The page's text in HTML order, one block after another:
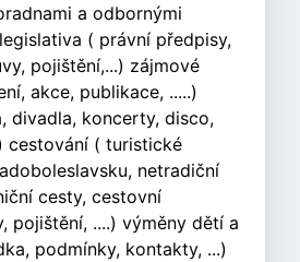
a odbornými
( právní předpisy,
pojištění,...) zájmové
akce, publikace, .....)
divadla, koncerty, disco,
cestování ( turistické
netradiční
cesty, cestovní
pojištění, ....) výměny dětí a
podmínky, kontakty, ...)